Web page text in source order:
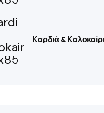
Καρδιά &